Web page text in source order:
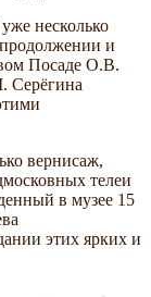
несколько
и
Посаде О.В.
Серёгина
вернисаж,
телеи
в музее 15
этих ярких и